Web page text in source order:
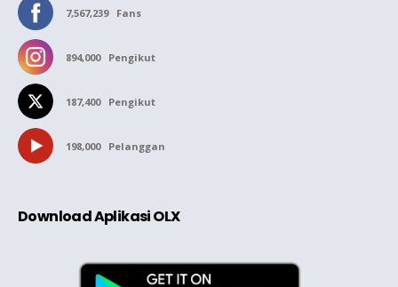
7,567,239 Fans
894,000 Pengikut
187,400 Pengikut
198,000 Pelanggan
Download Aplikasi OLX